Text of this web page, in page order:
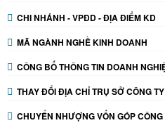
CHI NHÁNH - VPĐD - ĐỊA ĐIỂM KD
MÃ NGÀNH NGHỀ KINH DOANH
CÔNG BỐ THÔNG TIN DOANH
THAY ĐỔI ĐỊA CHỈ TRỤ SỞ CÔNG TY
CHUYỂN NHƯỢNG VỐN GÓP CÔNG